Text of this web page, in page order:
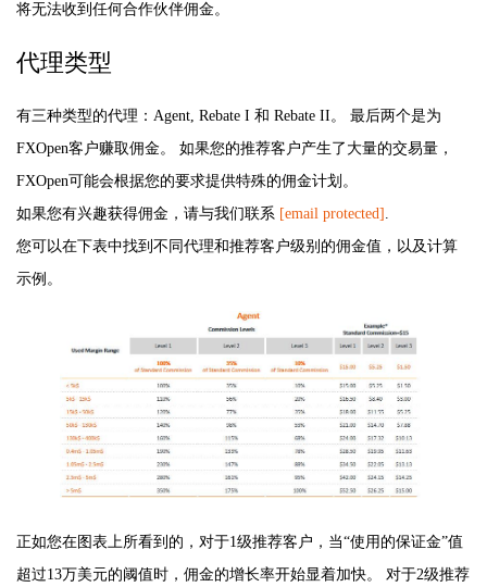
将无法收到任何合作伙伴佣金。
代理类型
有三种类型的代理：Agent, Rebate I 和 Rebate II。 最后两个是为
FXOpen客户赚取佣金。 如果您的推荐客户产生了大量的交易量，
FXOpen可能会根据您的要求提供特殊的佣金计划。
如果您有兴趣获得佣金，请与我们联系 [email protected] .
您可以在下表中找到不同代理和推荐客户级别的佣金值，以及计算
示例。
正如您在图表上所看到的，对于1级推荐客户，当“使用的保证金”值
超过13万美元的阈值时，佣金的增长率开始显着加快。 对于2级推荐